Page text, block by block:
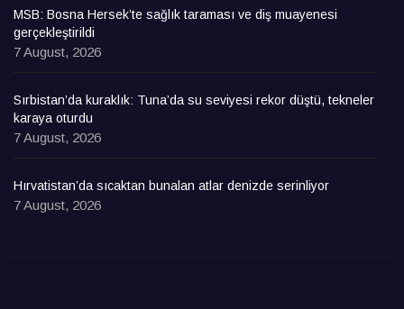
MSB: Bosna Hersek’te sağlık taraması ve diş muayenesi
gerçekleştirildi
7 August, 2026
Sırbistan’da kuraklık: Tuna’da su seviyesi rekor düştü, tekneler
karaya oturdu
7 August, 2026
Hırvatistan’da sıcaktan bunalan atlar denizde serinliyor
7 August, 2026